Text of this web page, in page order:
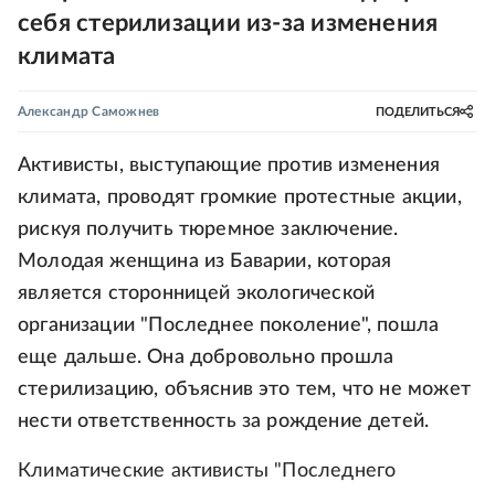
себя стерилизации из-за изменения
климата
Александр Саможнев ПОДЕЛИТЬСЯ
Активисты, выступающие против изменения
климата, проводят громкие протестные акции,
рискуя получить тюремное заключение.
Молодая женщина из Баварии, которая
является сторонницей экологической
организации "Последнее поколение", пошла
еще дальше. Она добровольно прошла
стерилизацию, объяснив это тем, что не может
нести ответственность за рождение детей.
Климатические активисты "Последнего